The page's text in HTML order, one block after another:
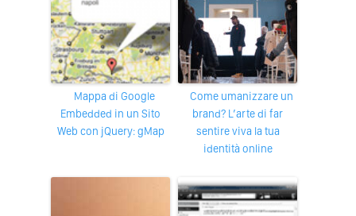
Mappa di Google
Embedded in un Sito
Web con jQuery: gMap
Come umanizzare un
brand? L’arte di far
sentire viva la tua
identità online